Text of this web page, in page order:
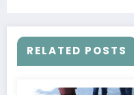
RELATED POSTS